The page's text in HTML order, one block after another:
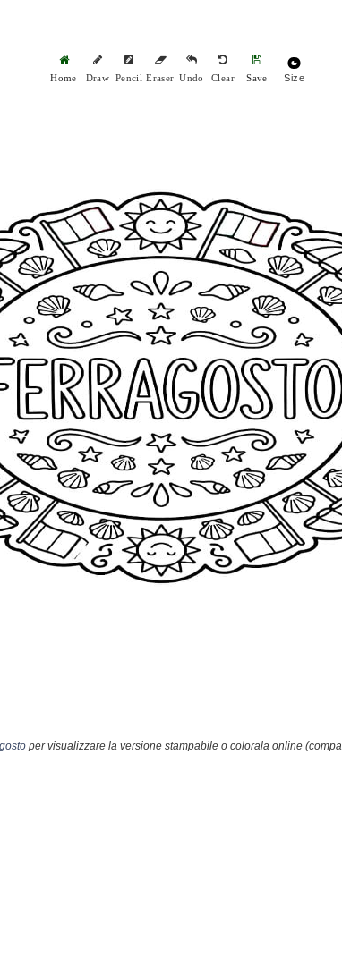
Home Draw Pencil Eraser Undo Clear Save Size
per visualizzare la versione stampabile o colorala online